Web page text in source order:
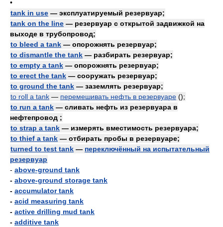
•
tank in use — эксплуатируемый резервуар;
tank on the line — резервуар с открытой задвижкой на
выходе в трубопровод;
to bleed a tank — опорожнять резервуар;
to dismantle the tank — разбирать резервуар;
to empty a tank — опорожнять резервуар;
to erect the tank — сооружать резервуар;
to ground the tank — заземлять резервуар;
to roll a tank — перемешивать нефть в резервуаре ();
to run a tank — сливать нефть из резервуара в
нефтепровод ;
to strap a tank — измерять вместимость резервуара;
to thief a tank — отбирать пробы в резервуаре;
turned to test tank — переключённый на испытательный
резервуар
- above-ground tank
- above-ground storage tank
- accumulator tank
- acid measuring tank
- active drilling mud tank
- additive tank